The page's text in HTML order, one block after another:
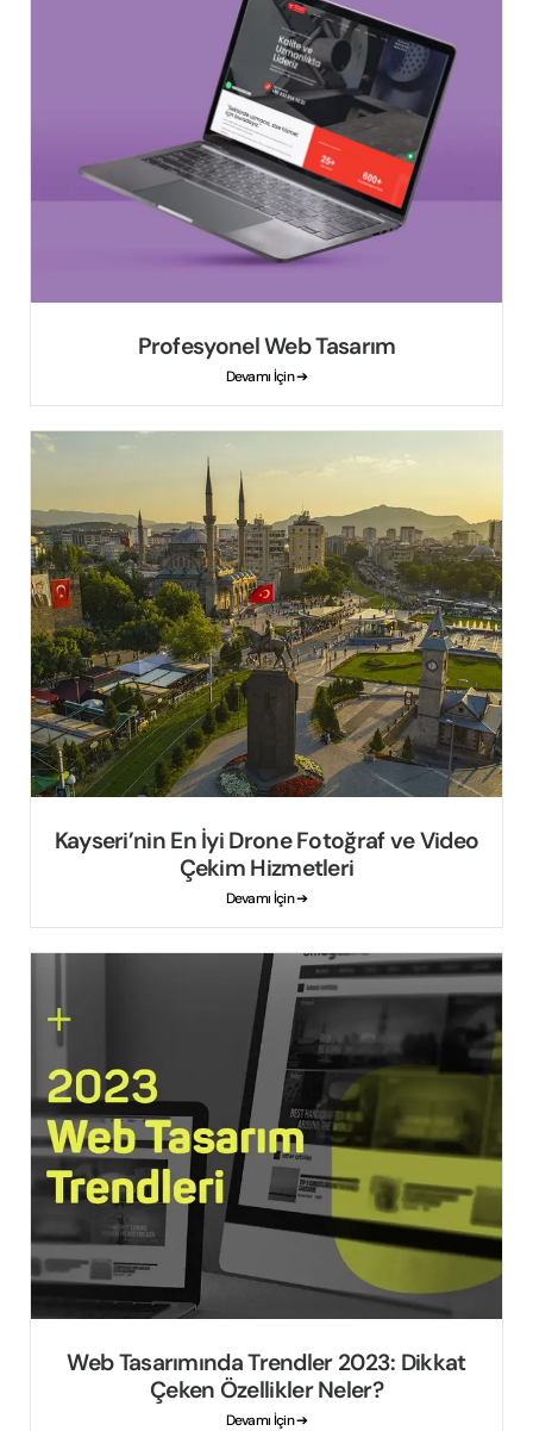
Profesyonel Web Tasarım
Devamı İçin ➔
Kayseri’nin En İyi Drone Fotoğraf ve Video
Çekim Hizmetleri
Devamı İçin ➔
Web Tasarımında Trendler 2023: Dikkat
Çeken Özellikler Neler?
Devamı İçin ➔